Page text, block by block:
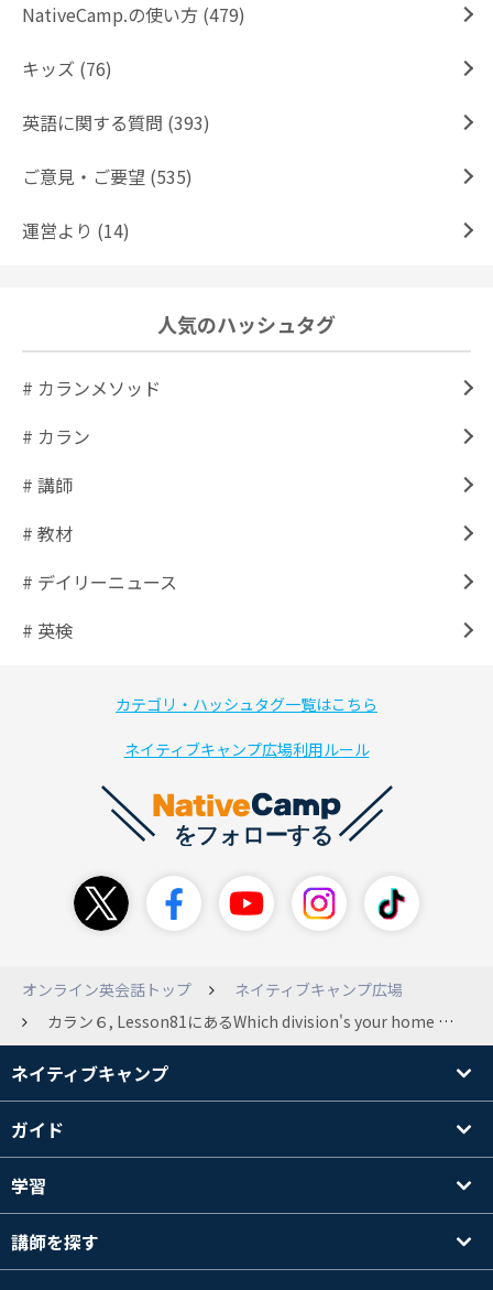
NativeCamp.の使い方 (479)
キッズ (76)
英語に関する質問 (393)
ご意見・ご要望 (535)
運営より (14)
人気のハッシュタグ
# カランメソッド
# カラン
# 講師
# 教材
# デイリーニュース
# 英検
カテゴリ・ハッシュタグ一覧はこちら
ネイティブキャンプ広場利用ルール
オンライン英会話トップ
ネイティブキャンプ広場
カラン６, Lesson81にあるWhich division's your home town in?という文の意味が分かりません。 先生はfirst, second, third division とかが答えですよということですが、それではますます答え られません。ネット上でしらべるとname of your prefectureを質問しているというnative の答えですが。どなたかお教えください。
ネイティブキャンプ
ガイド
学習
講師を探す